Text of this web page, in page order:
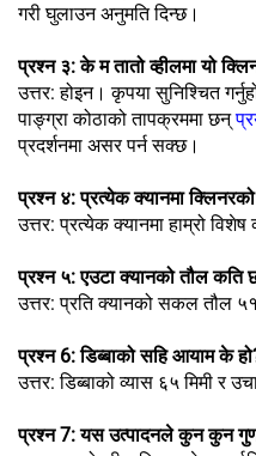
गरी घुलाउन अनुमति दिन्छ।
प्रश्न ३: के म तातो व्हीलमा यो
उत्तर: होइन। कृपया सुनिश्चित
पाङ्ग्रा कोठाको तापक्रममा छन्
प्रदर्शनमा असर पर्न सक्छ।
प्रश्न ४: प्रत्येक क्यानमा
उत्तर: प्रत्येक क्यानमा हाम्रो
प्रश्न ५: एउटा क्यानको तौल कति
उत्तर: प्रति क्यानको सकल तौल
प्रश्न 6: डिब्बाको सहि आयाम के
उत्तर: डिब्बाको व्यास ६५ मिमी र
प्रश्न 7: यस उत्पादनले कुन कुन